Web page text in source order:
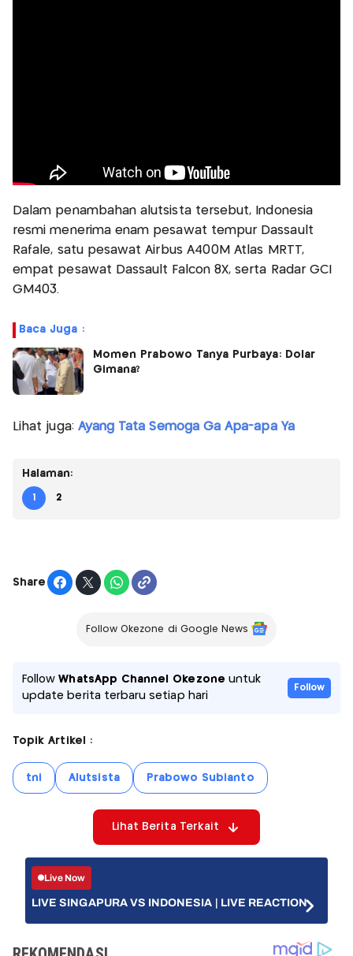
Dalam penambahan alutsista tersebut, Indonesia
resmi menerima enam pesawat tempur Dassault
Rafale, satu pesawat Airbus A400M Atlas MRTT,
empat pesawat Dassault Falcon 8X, serta Radar GCI
GM403.
Baca Juga :
Momen Prabowo Tanya Purbaya: Dolar
Gimana?
Lihat juga: Ayang Tata Semoga Ga Apa-apa Ya
Halaman:
1 2
Share
Follow Okezone di Google News
FollowWhatsApp Channel Okezone untuk
update berita terbaru setiap hari
Follow
Topik Artikel :
tni Alutsista Prabowo Subianto
Lihat Berita Terkait
Live Now
LIVE SINGAPURA VS INDONESIA | LIVE REACTION